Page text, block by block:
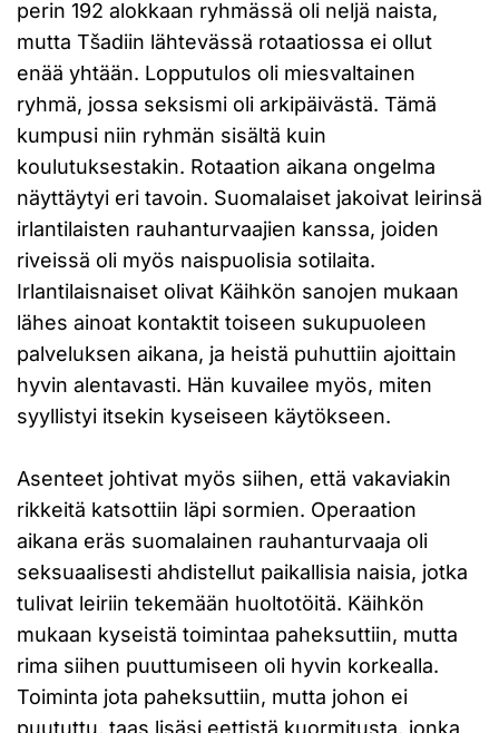
perin 192 alokkaan ryhmässä oli neljä naista,
mutta Tšadiin lähtevässä rotaatiossa ei ollut
enää yhtään. Lopputulos oli miesvaltainen
ryhmä, jossa seksismi oli arkipäivästä. Tämä
kumpusi niin ryhmän sisältä kuin
koulutuksestakin. Rotaation aikana ongelma
näyttäytyi eri tavoin. Suomalaiset jakoivat leirinsä
irlantilaisten rauhanturvaajien kanssa, joiden
riveissä oli myös naispuolisia sotilaita.
Irlantilaisnaiset olivat Käihkön sanojen mukaan
lähes ainoat kontaktit toiseen sukupuoleen
palveluksen aikana, ja heistä puhuttiin ajoittain
hyvin alentavasti. Hän kuvailee myös, miten
syyllistyi itsekin kyseiseen käytökseen.
Asenteet johtivat myös siihen, että vakaviakin
rikkeitä katsottiin läpi sormien. Operaation
aikana eräs suomalainen rauhanturvaaja oli
seksuaalisesti ahdistellut paikallisia naisia, jotka
tulivat leiriin tekemään huoltotöitä. Käihkön
mukaan kyseistä toimintaa paheksuttiin, mutta
rima siihen puuttumiseen oli hyvin korkealla.
Toiminta jota paheksuttiin, mutta johon ei
puututtu, taas lisäsi eettistä kuormitusta, jonka